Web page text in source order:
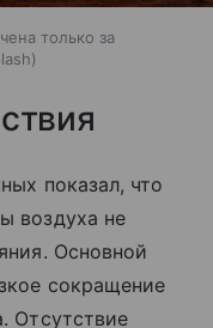
только за
показал, что
воздуха не
Основной
сокращение
Отсутствие